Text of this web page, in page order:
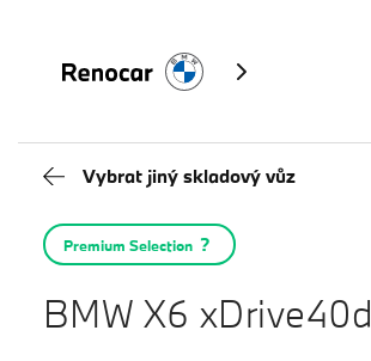
Modely
Servis
Vybrat jiný skladový vůz
Premium Selection
BMW X6 xDrive40d